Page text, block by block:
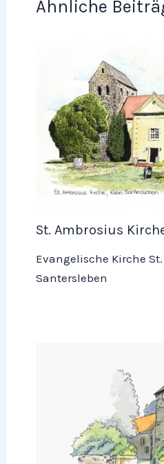
Ähnliche
St. Ambrosius
Evangelische Kirche
Santersleben